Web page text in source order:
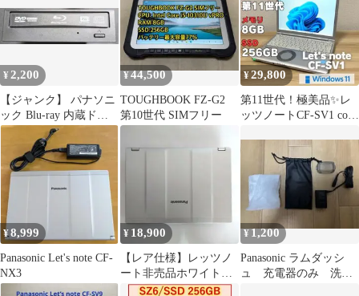
¥ 2,200
【ジャンク】 パナソニ
ック Blu-ray 内蔵ドラ
イブ SW-5584
¥44,500
TOUGHBOOK FZ-G2
第10世代 SIMフリー
¥29,800
第11世代！極美品✨レ
ッツノートCF-SV1 core
¥8,999
Panasonic Let's note CF-
NX3
¥ 18,900
【レア仕様】レッツノ
ート非売品ホワイト天
板カバー付 SZ6 i5
¥1,200
Panasonic ラムダッシ
ュ 充電器のみ 洗浄